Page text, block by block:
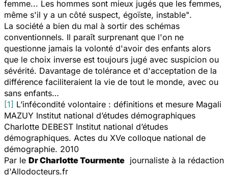
femme... Les hommes sont mieux jugés que les femmes,
même s'il y a un côté suspect, égoïste, instable".
La société a bien du mal à sortir des schémas
conventionnels. Il paraît surprenant que l'on ne
questionne jamais la volonté d'avoir des enfants alors
que le choix inverse est toujours jugé avec suspicion ou
sévérité. Davantage de tolérance et d'acceptation de la
différence faciliteraient la vie de tout le monde, avec ou
sans enfants…
[1] L’infécondité volontaire : définitions et mesure Magali
MAZUY Institut national d’études démographiques
Charlotte DEBEST Institut national d’études
démographiques. Actes du XVe colloque national de
démographie. 2010
Par le Dr Charlotte Tourmente journaliste à la rédaction
d'Allodocteurs.fr